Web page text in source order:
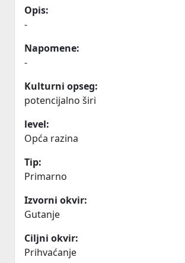
Opis:
-
Napomene:
-
Kulturni opseg:
potencijalno širi
level:
Opća razina
Tip:
Primarno
Izvorni okvir:
Gutanje
Ciljni okvir:
Prihvaćanje